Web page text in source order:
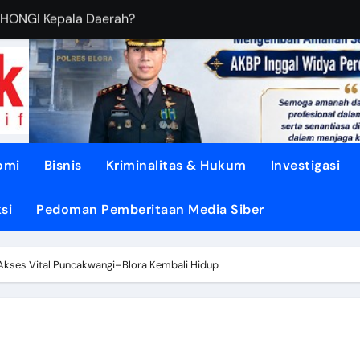
Membangun KOPERASI MODERN
RUANG Publik
di TUNJUNGAN ke Provinsi
dari Oligarki
TEGASKAN BATAS
DISIPLIN dan NURANI
Gotong Royong Menjadi Energi Perubahan
Bisnis Kriminalitas & Hukum Investigasi
Pedoman Pemberitaan Media Siber
Vital Puncakwangi–Blora Kembali Hidup